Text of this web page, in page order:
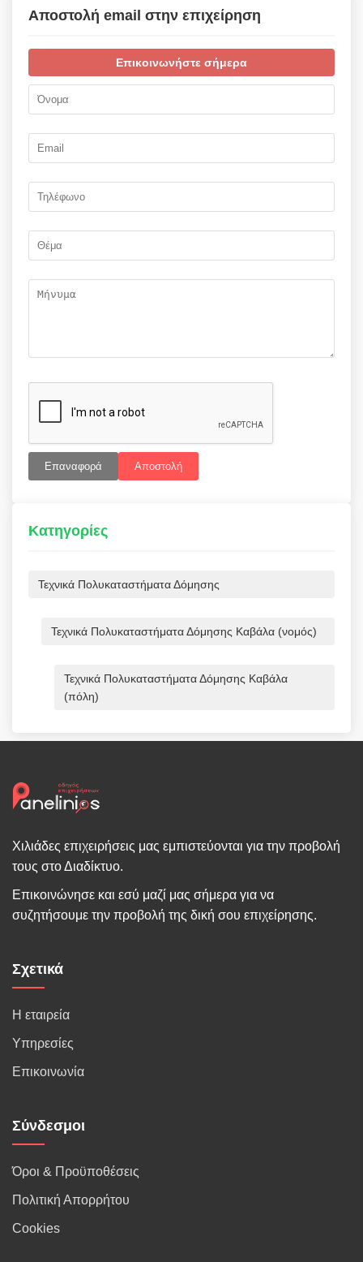
Αποστολή email στην επιχείρηση
Επικοινωνήστε σήμερα
Επαναφορά Αποστολή
Κατηγορίες
Τεχνικά Πολυκαταστήματα Δόμησης
Τεχνικά Πολυκαταστήματα Δόμησης Καβάλα (νομός)
Τεχνικά Πολυκαταστήματα Δόμησης Καβάλα
(πόλη)
Χιλιάδες επιχειρήσεις μας εμπιστεύονται για την προβολή
τους στο Διαδίκτυο.
Επικοινώνησε και εσύ μαζί μας σήμερα για να
συζητήσουμε την προβολή της δική σου επιχείρησης.
Σχετικά
Η εταιρεία
Υπηρεσίες
Επικοινωνία
Σύνδεσμοι
Όροι & Προϋποθέσεις
Πολιτική Απορρήτου
Cookies